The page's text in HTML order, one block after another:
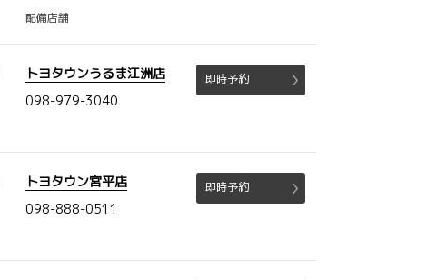
配備店舗
トヨタウンうるま江洲店
098-979-3040
即時予約
トヨタウン宮平店
098-888-0511
即時予約